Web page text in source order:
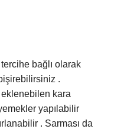
bağlı olarak
.
kara
yapılabilir
. Sarması da